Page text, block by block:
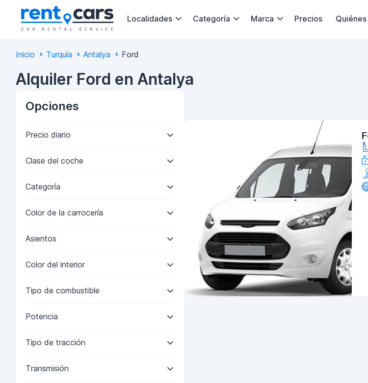
Localidades Categoría Marca Precios
Inicio Turquía Antalya Ford
Alquiler Ford en Antalya
Opciones
Precio diario
Clase del coche
Categoría
Color de la carrocería
Asientos
Color del interior
Tipo de combustible
Potencia
Tipo de tracción
Transmisión